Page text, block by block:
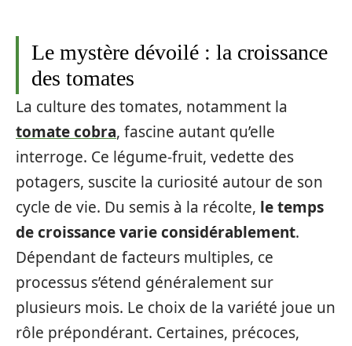
Le mystère dévoilé : la croissance
des tomates
La culture des tomates, notamment la
tomate cobra, fascine autant qu’elle
interroge. Ce légume-fruit, vedette des
potagers, suscite la curiosité autour de son
cycle de vie. Du semis à la récolte, le temps
de croissance varie considérablement.
Dépendant de facteurs multiples, ce
processus s’étend généralement sur
plusieurs mois. Le choix de la variété joue un
rôle prépondérant. Certaines, précoces,